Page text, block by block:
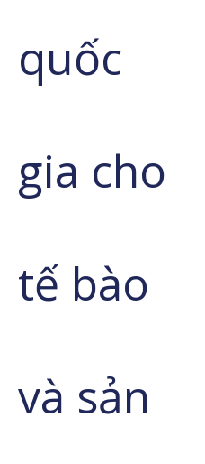
quốc
gia cho
tế bào
và sản